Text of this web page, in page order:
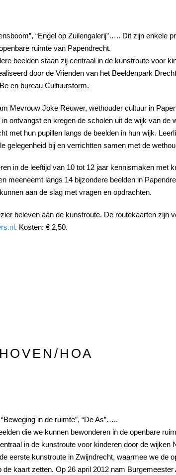
“Engel op Zuilengalerij”….. Dit zijn enkele
ruimte van Papendrecht.
beelden staan zij centraal in de kunstroute voor
door de Vrienden van het Beeldenpark
en bureau Cultuurstorm.
Mevrouw Joke Reuwer, wethouder cultuur in
ontvangst en kregen de scholen uit de wijk van de
met hun pupillen langs de beelden in hun wijk.
gelegenheid bij en verrichtten samen met de
in de leeftijd van 10 tot 12 jaar kennismaken met
meeneemt langs 14 bijzondere beelden in
aan de slag met vragen en opdrachten.
beleven aan de kunstroute. De routekaarten zijn
. Kosten: € 2,50.
HOA
in de ruimte”, “De As”…..
die we kunnen bewonderen in de openbare
in de kunstroute voor kinderen door de wijken
eerste kunstroute in Zwijndrecht, waarmee we de
de kaart zetten. Op 26 april 2012 nam